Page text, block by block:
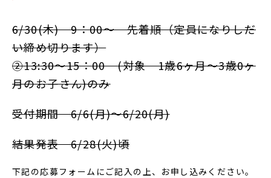
6/30(木) 9：00～ 先着順（定員になりしだ
い締め切ります）
②13:30～15：00 (対象 1歳6ヶ月～3歳0ヶ
月のお子さん)のみ
受付期間 6/6(月)～6/20(月)
結果発表 6/28(火)頃
下記の応募フォームにご記入の上、お申し込みください。